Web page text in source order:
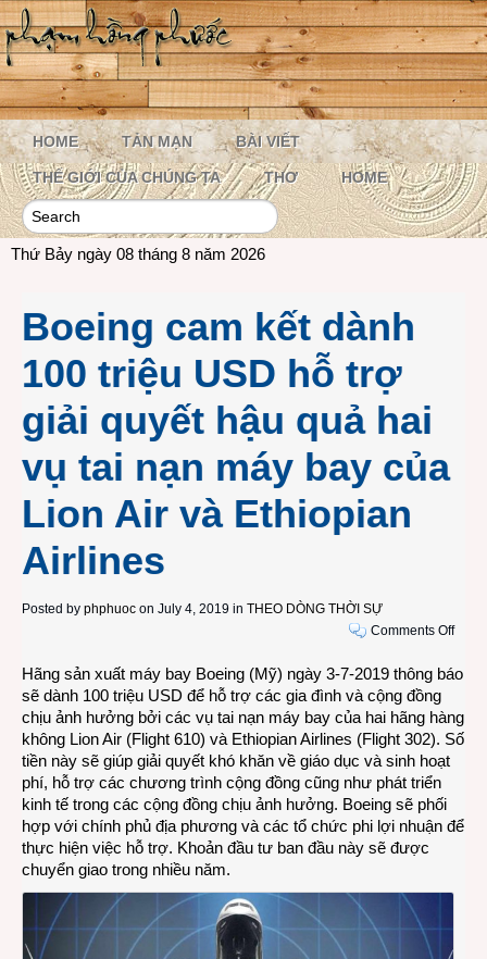
HOME TẢN MẠN BÀI VIẾT
THẾ GIỚI CỦA CHÚNG TA THƠ HOME
Thứ Bảy ngày 08 tháng 8 năm 2026
Boeing cam kết dành
100 triệu USD hỗ trợ
giải quyết hậu quả hai
vụ tai nạn máy bay của
Lion Air và Ethiopian
Airlines
Posted by phphuoc on July 4, 2019 in THEO DÒNG THỜI SỰ
Comments Offon
cam
dành
100
trợ
Hãng sản xuất máy bay Boeing (Mỹ) ngày 3-7-2019 thông báo
sẽ dành 100 triệu USD để hỗ trợ các gia đình và cộng đồng
chịu ảnh hưởng bởi các vụ tai nạn máy bay của hai hãng hàng
không Lion Air (Flight 610) và Ethiopian Airlines (Flight 302). Số
tiền này sẽ giúp giải quyết khó khăn về giáo dục và sinh hoạt
phí, hỗ trợ các chương trình cộng đồng cũng như phát triển
kinh tế trong các cộng đồng chịu ảnh hưởng. Boeing sẽ phối
hợp với chính phủ địa phương và các tổ chức phi lợi nhuận để
thực hiện việc hỗ trợ. Khoản đầu tư ban đầu này sẽ được
chuyển giao trong nhiều năm.